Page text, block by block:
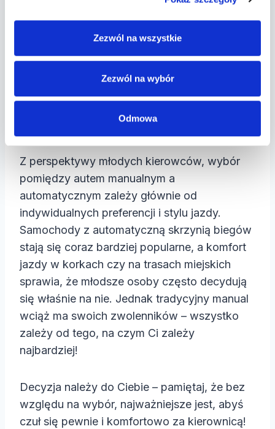
Zezwól na wszystkie
Zezwól na wybór
Odmowa
, warto wybrać samochód z
manualną skrzynią biegów. Może to
także okazać się przydatne w
przypadku, gdy zamierzysz jeździć
starszymi samochodami, które często nie
Podsumowanie
Z perspektywy młodych kierowców, wybór
pomiędzy autem manualnym a
automatycznym zależy głównie od
indywidualnych preferencji i stylu jazdy.
Samochody z automatyczną skrzynią biegów
stają się coraz bardziej popularne, a komfort
jazdy w korkach czy na trasach miejskich
sprawia, że młodsze osoby często decydują
się właśnie na nie. Jednak tradycyjny manual
wciąż ma swoich zwolenników – wszystko
zależy od tego, na czym Ci zależy
najbardziej!
Decyzja należy do Ciebie – pamiętaj, że bez
względu na wybór, najważniejsze jest, abyś
czuł się pewnie i komfortowo za kierownicą!